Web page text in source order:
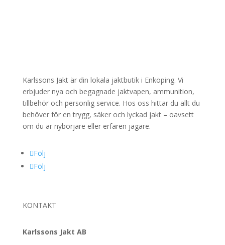
Karlssons Jakt är din lokala jaktbutik i Enköping. Vi
erbjuder nya och begagnade jaktvapen, ammunition,
tillbehör och personlig service. Hos oss hittar du allt du
behöver för en trygg, säker och lyckad jakt – oavsett
om du är nybörjare eller erfaren jägare.
Följ
Följ
KONTAKT
Karlssons Jakt AB